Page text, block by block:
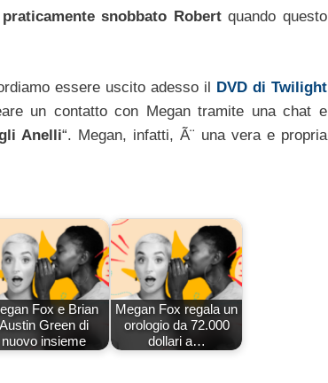
praticamente snobbato Robertquando questo
essere uscito adesso il DVD di Twilight
un contatto con Megan tramite una chat e
Anelli“. Megan, infatti, Ã¨ una vera e propria
Fox e Brian
Austin Green di
nuovo insieme
Megan Fox regala un
orologio da 72.000
dollari a…